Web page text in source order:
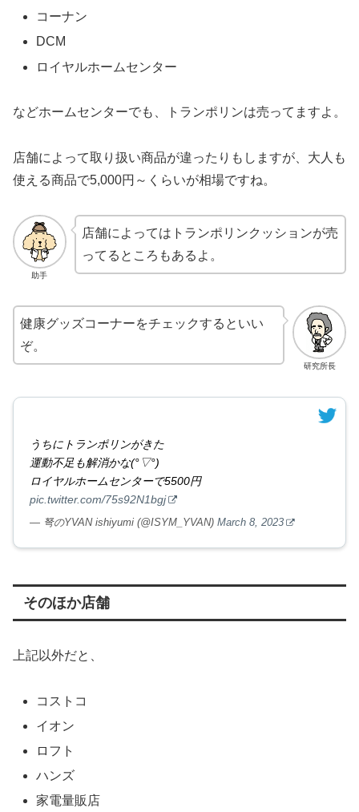
コーナン
DCM
ロイヤルホームセンター
などホームセンターでも、トランポリンは売ってますよ。
店舗によって取り扱い商品が違ったりもしますが、大人も
使える商品で5,000円～くらいが相場ですね。
助手
店舗によってはトランポリンクッションが売
ってるところもあるよ。
研究所長
健康グッズコーナーをチェックするといい
ぞ。
うちにトランポリンがきた
運動不足も解消かな(°▽°)
ロイヤルホームセンターで5500円
pic.twitter.com/75s92N1bgj
— 弩のYVAN ishiyumi (@ISYM_YVAN) March 8, 2023
そのほか店舗
上記以外だと、
コストコ
イオン
ロフト
ハンズ
家電量販店